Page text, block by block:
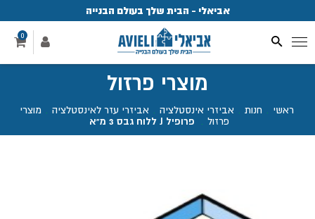
אביאלי - הבית שלך בעולם הבנייה
0
מוצרי פרזול
ראשי חנות אביזרי אינסטלציה אביזרי עזר לאינסטלציה
מוצרי
פרזול
פרופיל J ללוח גבס 3 מ"א